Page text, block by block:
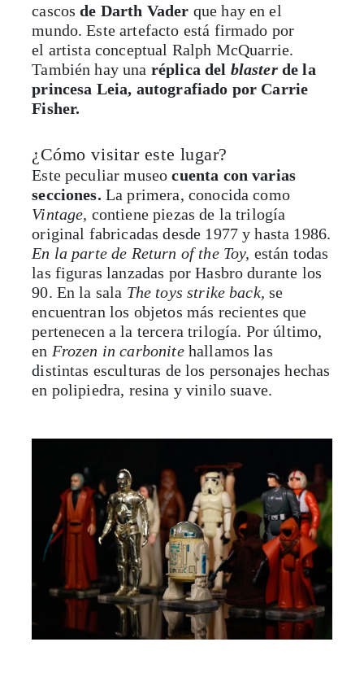
cascosde Darth Vader que hay en el
mundo. Este artefacto está firmado por
el artista conceptual Ralph McQuarrie.
También hay una réplica del blasterde la
princesa Leia, autografiado por Carrie
Fisher.
¿Cómo visitar este lugar?
Este peculiar museocuenta con varias
secciones. La primera, conocida como
Vintage, contiene piezas de la trilogía
original fabricadas desde 1977 y hasta 1986.
En la parte de Return of the Toy, están todas
las figuras lanzadas por Hasbro durante los
90. En la sala The toys strike back,se
encuentran los objetos más recientes que
pertenecen a la tercera trilogía. Por último,
en Frozen in carbonitehallamos las
distintas esculturas de los personajes hechas
en polipiedra, resina y vinilo suave.